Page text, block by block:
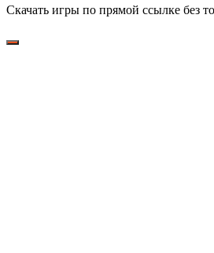
Скачать игры по прямой ссылке без